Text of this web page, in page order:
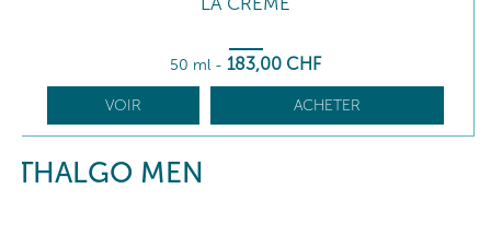
50 ml - 183,00 CHF
VOIR ACHETER
THALGO MEN